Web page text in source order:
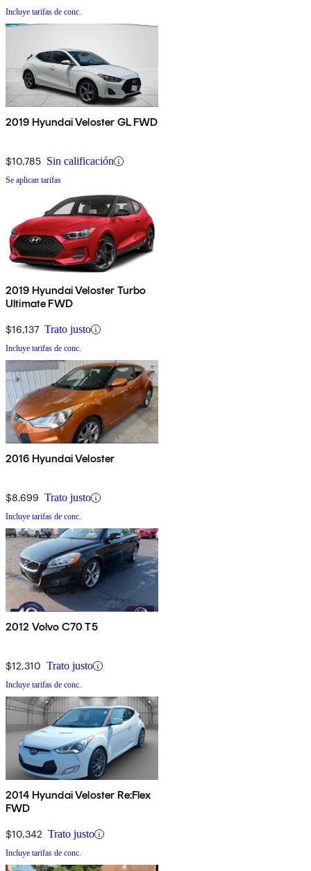
Incluye tarifas de conc.
2019 Hyundai Veloster GL FWD
$10,785 Sin calificación
Se aplican tarifas
2019 Hyundai Veloster Turbo
Ultimate FWD
$16,137 Trato justo
Incluye tarifas de conc.
2016 Hyundai Veloster
$8,699 Trato justo
Incluye tarifas de conc.
2012 Volvo C70 T5
$12,310 Trato justo
Incluye tarifas de conc.
2014 Hyundai Veloster Re:Flex
FWD
$10,342 Trato justo
Incluye tarifas de conc.